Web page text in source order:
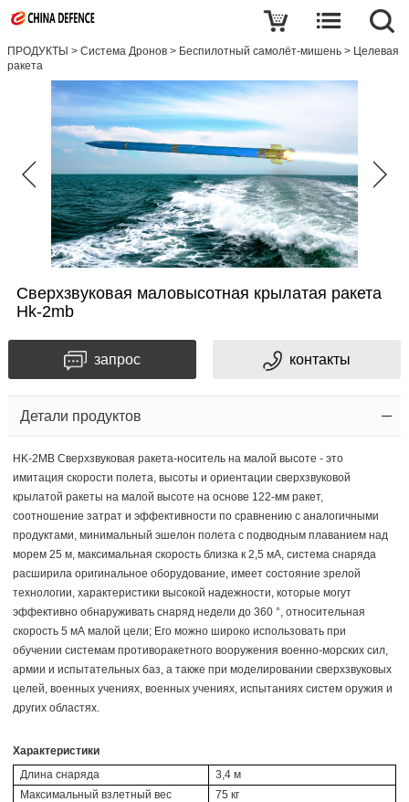
ПРОДУКТЫ > Система Дронов > Беспилотный самолёт-мишень > Целевая
ракета
Сверхзвуковая маловысотная крылатая ракета
Hk-2mb
запрос контакты
Детали продуктов
HK-2MB Сверхзвуковая ракета-носитель на малой высоте - это
имитация скорости полета, высоты и ориентации сверхзвуковой
крылатой ракеты на малой высоте на основе 122-мм ракет,
соотношение затрат и эффективности по сравнению с аналогичными
продуктами, минимальный эшелон полета с подводным плаванием над
морем 25 м, максимальная скорость близка к 2,5 мА, система снаряда
расширила оригинальное оборудование, имеет состояние зрелой
технологии, характеристики высокой надежности, которые могут
эффективно обнаруживать снаряд недели до 360 °, относительная
скорость 5 мА малой цели; Его можно широко использовать при
обучении системам противоракетного вооружения военно-морских сил,
армии и испытательных баз, а также при моделировании сверхзвуковых
целей, военных учениях, военных учениях, испытаниях систем оружия и
других областях.
Характеристики
Длина снаряда
3,4 м
Максимальный взлетный вес
75 кг